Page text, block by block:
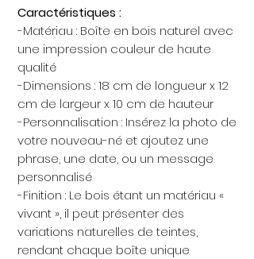
Caractéristiques :
-Matériau : Boîte en bois naturel avec
une impression couleur de haute
qualité
-Dimensions : 18 cm de longueur x 12
cm de largeur x 10 cm de hauteur
-Personnalisation : Insérez la photo de
votre nouveau-né et ajoutez une
phrase, une date, ou un message
personnalisé
-Finition : Le bois étant un matériau «
vivant », il peut présenter des
variations naturelles de teintes,
rendant chaque boîte unique